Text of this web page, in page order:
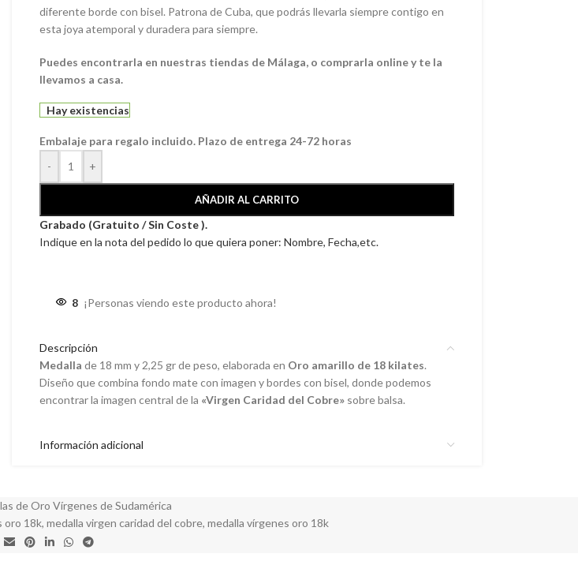
diferente borde con bisel. Patrona de Cuba, que podrás llevarla siempre contigo en
esta joya atemporal y duradera para siempre.
Puedes encontrarla en nuestras tiendas de Málaga, o comprarla online y te la
llevamos a casa.
Hay existencias
Embalaje para regalo incluido. Plazo de entrega 24-72 horas
-
+
AÑADIR AL CARRITO
Grabado (Gratuito / Sin Coste ).
Indique en la nota del pedido lo que quiera poner: Nombre, Fecha,etc.
8 ¡Personas viendo este producto ahora!
Descripción
Medalla de 18 mm y 2,25 gr de peso, elaborada en Oro amarillo de 18 kilates.
Diseño que combina fondo mate con imagen y bordes con bisel, donde podemos
encontrar la imagen central de la «Virgen Caridad del Cobre» sobre balsa.
Información adicional
de Oro Vírgenes de Sudamérica
oro 18k, medalla virgen caridad del cobre, medalla vírgenes oro 18k